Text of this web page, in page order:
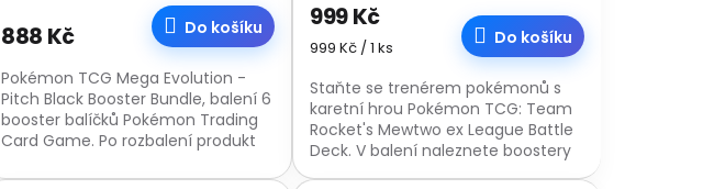
888 Kč Do košíku
Pokémon TCG Mega Evolution -
Pitch Black Booster Bundle, balení 6
booster balíčků Pokémon Trading
Card Game. Po rozbalení produkt
999 Kč
Měrná
999 Kč / 1 ks Do košíku
Staňte se trenérem pokémonů s
karetní hrou Pokémon TCG: Team
Rocket's Mewtwo ex League Battle
Deck. V balení naleznete boostery
a další obsah.